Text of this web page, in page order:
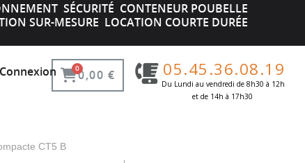
SÉCURITÉ CONTENEUR POUBELLE
SUR-MESURE LOCATION COURTE DURÉE
Connexion 0,00 € 05.45.36.08.19
Du Lundi au vendredi de 8h30 à 12h
et de 14h à 17h30 ​
CT5 B